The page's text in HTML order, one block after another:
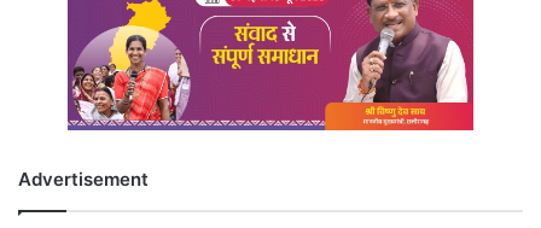
Advertisement